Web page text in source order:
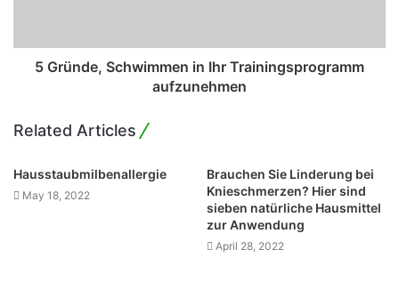
5 Gründe, Schwimmen in Ihr Trainingsprogramm
aufzunehmen
Related Articles
Hausstaubmilbenallergie
May 18, 2022
Brauchen Sie Linderung bei
Knieschmerzen? Hier sind
sieben natürliche Hausmittel
zur Anwendung
April 28, 2022